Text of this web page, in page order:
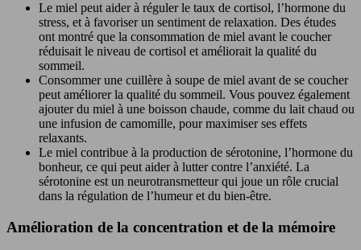
Le miel peut aider à réguler le taux de cortisol, l’hormone du
stress, et à favoriser un sentiment de relaxation. Des études
ont montré que la consommation de miel avant le coucher
réduisait le niveau de cortisol et améliorait la qualité du
sommeil.
Consommer une cuillère à soupe de miel avant de se coucher
peut améliorer la qualité du sommeil. Vous pouvez également
ajouter du miel à une boisson chaude, comme du lait chaud ou
une infusion de camomille, pour maximiser ses effets
relaxants.
Le miel contribue à la production de sérotonine, l’hormone du
bonheur, ce qui peut aider à lutter contre l’anxiété. La
sérotonine est un neurotransmetteur qui joue un rôle crucial
dans la régulation de l’humeur et du bien-être.
Amélioration de la concentration et de la mémoire